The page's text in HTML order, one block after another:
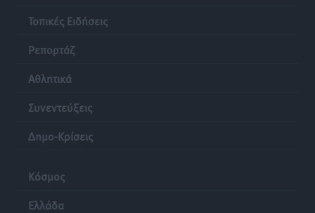
Τοπικές Ειδήσεις
Ρεπορτάζ
Αθλητικά
Συνεντεύξεις
Δημο-Κρίσεις
Κόσμος
Ελλάδα